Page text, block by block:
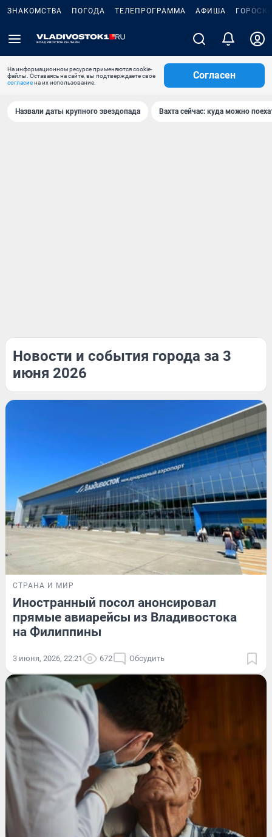
ЗНАКОМСТВА ПОГОДА ТЕЛЕПРОГРАММА АФИША
На информационном ресурсе применяются cookie-
файлы. Оставаясь на сайте, вы подтверждаете свое
согласиена их использование.
Согласен
Назвали даты крупного звездопада Вахта сейчас: куда можно
Новости и события города за 3
июня 2026
СТРАНА И МИР
Иностранный посол анонсировал
прямые авиарейсы из Владивостока
на Филиппины
3 июня, 2026, 22:21 672 Обсудить